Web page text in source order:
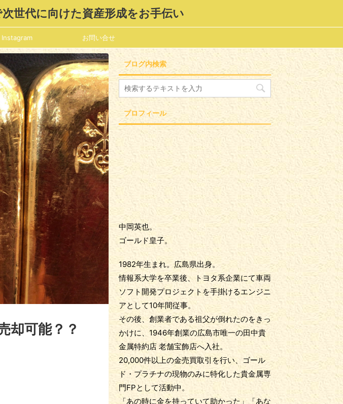
世代に向けた資産形成をお手伝い
Instagram お問い合せ
却可能？？
ブログ内検索
プロフィール
中岡英也。
ゴールド皇子。
1982年生まれ。広島県出身。
情報系大学を卒業後、トヨタ系企業にて車両
ソフト開発プロジェクトを手掛けるエンジニ
アとして10年間従事。
その後、創業者である祖父が倒れたのをきっ
かけに、1946年創業の広島市唯一の田中貴
金属特約店 老舗宝飾店へ入社。
20,000件以上の金売買取引を行い、ゴール
ド・プラチナの現物のみに特化した貴金属専
門FPとして活動中。